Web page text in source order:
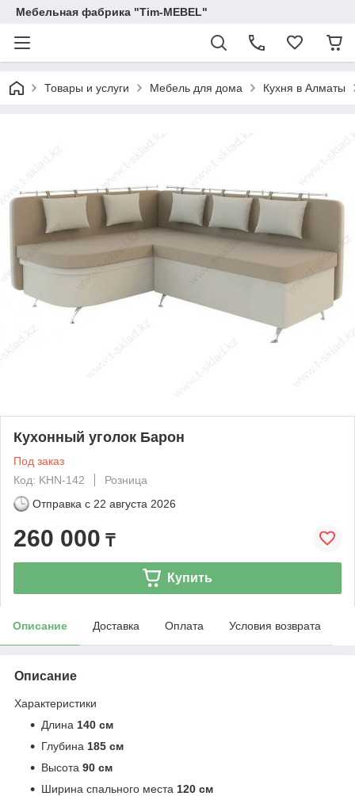
Мебельная фабрика "Tim-MEBEL"
Товары и услуги Мебель для дома Кухня в Алматы
Кухонный уголок Барон
Под заказ
Код: KHN-142
Розница
Отправка с 22 августа 2026
260 000 ₸
Купить
Описание Доставка Оплата Условия возврата
Описание
Характеристики
Длина 140 см
Глубина 185 см
Высота 90 см
Ширина спального места 120 см